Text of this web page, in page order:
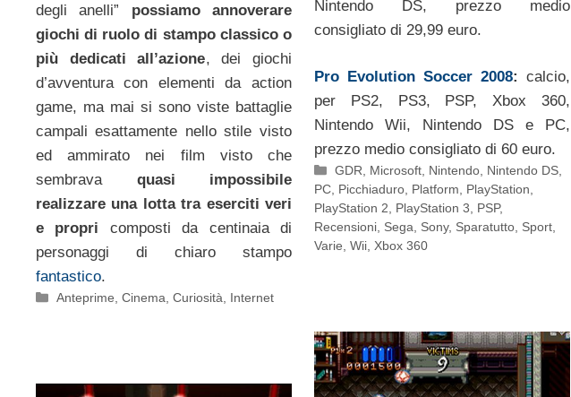
Nintendo DS, prezzo medio
consigliato di 29,99 euro.
Pro Evolution Soccer 2008: calcio,
per PS2, PS3, PSP, Xbox 360,
Nintendo Wii, Nintendo DS e PC,
prezzo medio consigliato di 60 euro.
Categorie
GDR Microsoft Nintendo Nintendo DS
PC, Picchiaduro, Platform PlayStation
PlayStation 2
PlayStation 3 PSP,
Recensioni, Sega Sony, Sparatutto, Sport,
Varie Wii, Xbox 360
degli anelli” possiamo annoverare
giochi di ruolo di stampo classico o
più dedicati all’azione, dei giochi
d’avventura con elementi da action
game, ma mai si sono viste battaglie
campali esattamente nello stile visto
ed ammirato nei film visto che
sembrava quasi impossibile
realizzare una lotta tra eserciti veri
e propri composti da centinaia di
personaggi di chiaro stampo
fantastico.
Categorie
Anteprime ,Cinema ,Curiosità Internet